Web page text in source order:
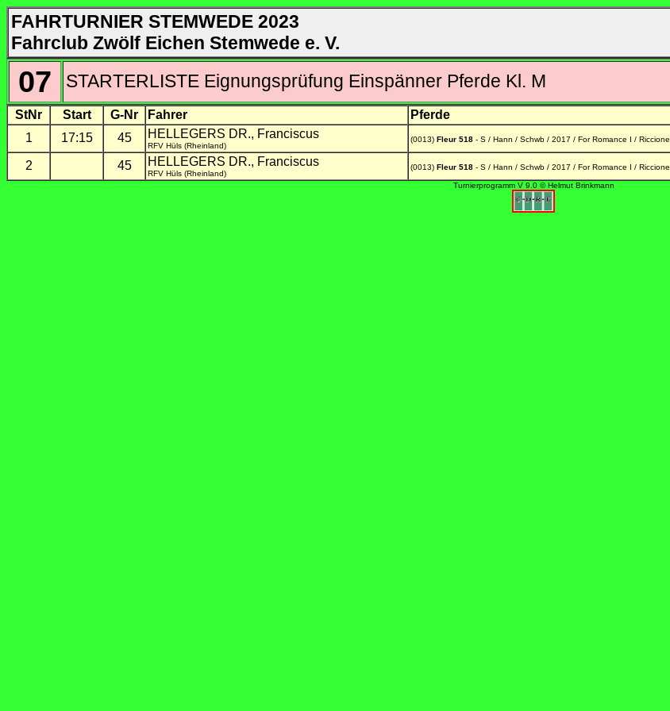
FAHRTURNIER STEMWEDE 2023
Fahrclub Zwölf Eichen Stemwede e. V.
07 STARTERLISTE Eignungsprüfung Einspänner Pferde Kl. M
StNr Start G-Nr Fahrer Pferde
1
17:15 45 HELLEGERS DR., Franciscus
RFV Hüls (Rheinland)
(0013) Fleur 518 - S / Hann / Schwb / 2017 / For Romance I / Riccione
2
45 HELLEGERS DR., Franciscus
RFV Hüls (Rheinland)
(0013) Fleur 518 - S / Hann / Schwb / 2017 / For Romance I / Riccione
Turnierprogramm V 9.0 © Helmut Brinkmann